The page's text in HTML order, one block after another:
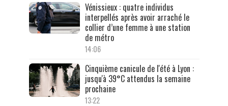
Vénissieux : quatre individus
interpellés après avoir arraché le
collier d’une femme à une station
de métro
14:06
Cinquième canicule de l'été à Lyon :
jusqu'à 39°C attendus la semaine
prochaine
13:22